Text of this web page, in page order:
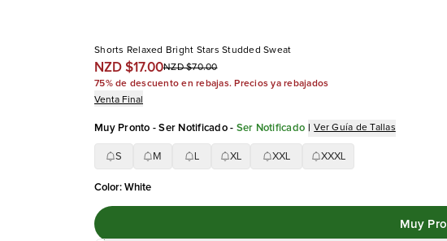
Shorts Relaxed Bright Stars Studded Sweat
NZD $17.00NZD $70.00
75% de descuento en rebajas. Precios ya rebajados
Venta Final
Muy Pronto - Ser Notificado- Ser Notificado | Ver Guía de Tallas
S M XL XXL XXXL
Color:White